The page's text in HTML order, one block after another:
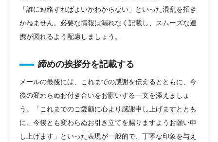
「誰に連絡すればよいかわからない」といった混乱を招き
かねません。必要な情報は漏れなく記載し、スムーズな連
携が図れるよう配慮しましょう。
締めの挨拶分を記載する
メールの最後には、これまでの感謝を伝えるとともに、今
後の変わらぬお付き合いをお願いする一文を添えましょ
う。「これまでのご愛顧に心より感謝申し上げますととも
に、今後とも変わらぬお引き立てを賜りますようお願い申
し上げます」といった表現が一般的で、丁寧な印象を与え